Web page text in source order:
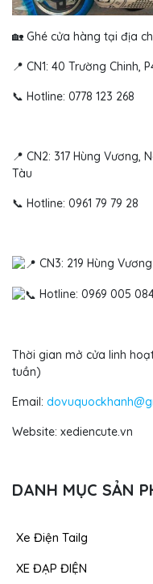
🏡 Ghé cửa hàng tại địa
📍 CN1: 40 Trường Chinh,
📞 Hotline: 0778 123 268
📍 CN2: 317 Hùng Vương,
Tàu
📞 Hotline: 0961 79 79 28
CN3: 219 Hùng
Hotline: 0969 005
Thời gian mở cửa linh
tuần)
Email:
Website: xediencute.vn
DANH MỤC SẢN
Xe Điện Tailg
XE ĐẠP ĐIỆN